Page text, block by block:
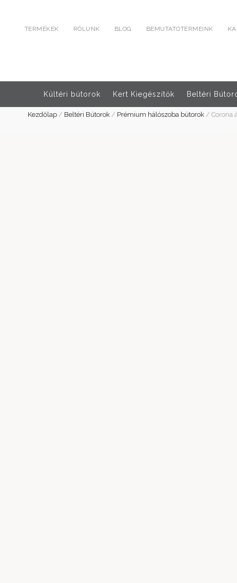
TERMÉKEK RÓLUNK BLOG BEMUTATÓTERMEINK
Kültéri bútorok Kert Kiegészítők Beltéri
Kezdőlap/ Beltéri Bútorok/ Prémium hálószoba bútorok/ Corona